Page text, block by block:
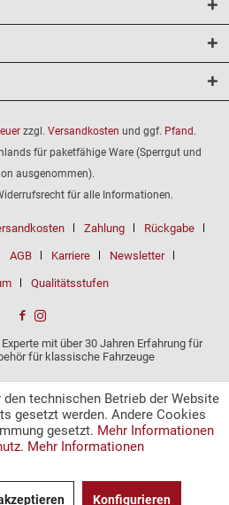
zzgl. Versandkosten und ggf. Pfand.
für paketfähige Ware (Sperrgut und
ausgenommen).
für alle Informationen.
Zahlung Rückgabe
AGB Karriere Newsletter
Qualitätsstufen
mit über 30 Jahren Erfahrung für
für klassische Fahrzeuge
technischen Betrieb der Website
gesetzt werden. Andere Cookies
gesetzt. Mehr Informationen
Mehr Informationen
Konfigurieren